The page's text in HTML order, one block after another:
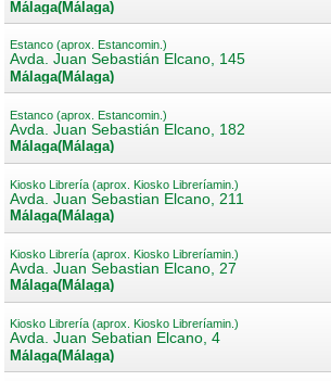
Málaga(Málaga)
Estanco (aprox. Estancomin.)
Avda. Juan Sebastián Elcano, 145
Málaga(Málaga)
Estanco (aprox. Estancomin.)
Avda. Juan Sebastián Elcano, 182
Málaga(Málaga)
Kiosko Librería (aprox. Kiosko Libreríamin.)
Avda. Juan Sebastian Elcano, 211
Málaga(Málaga)
Kiosko Librería (aprox. Kiosko Libreríamin.)
Avda. Juan Sebastian Elcano, 27
Málaga(Málaga)
Kiosko Librería (aprox. Kiosko Libreríamin.)
Avda. Juan Sebatian Elcano, 4
Málaga(Málaga)